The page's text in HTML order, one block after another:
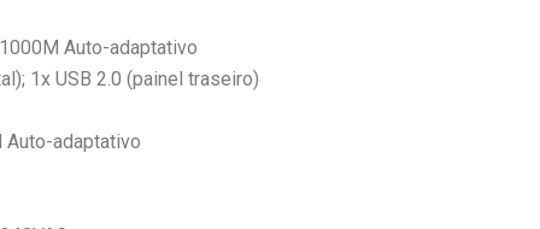
Auto-adaptativo
1x USB 2.0 (painel traseiro)
adaptativo